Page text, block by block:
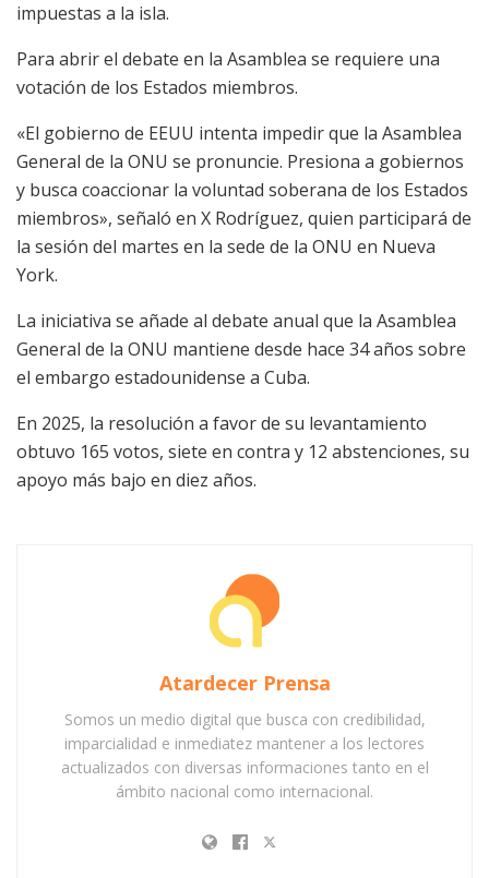
impuestas a la isla.
Para abrir el debate en la Asamblea se requiere una
votación de los Estados miembros.
«El gobierno de EEUU intenta impedir que la Asamblea
General de la ONU se pronuncie. Presiona a gobiernos
y busca coaccionar la voluntad soberana de los Estados
miembros», señaló en X Rodríguez, quien participará de
la sesión del martes en la sede de la ONU en Nueva
York.
La iniciativa se añade al debate anual que la Asamblea
General de la ONU mantiene desde hace 34 años sobre
el embargo estadounidense a Cuba.
En 2025, la resolución a favor de su levantamiento
obtuvo 165 votos, siete en contra y 12 abstenciones, su
apoyo más bajo en diez años.
Atardecer Prensa
Somos un medio digital que busca con credibilidad,
imparcialidad e inmediatez mantener a los lectores
actualizados con diversas informaciones tanto en el
ámbito nacional como internacional.